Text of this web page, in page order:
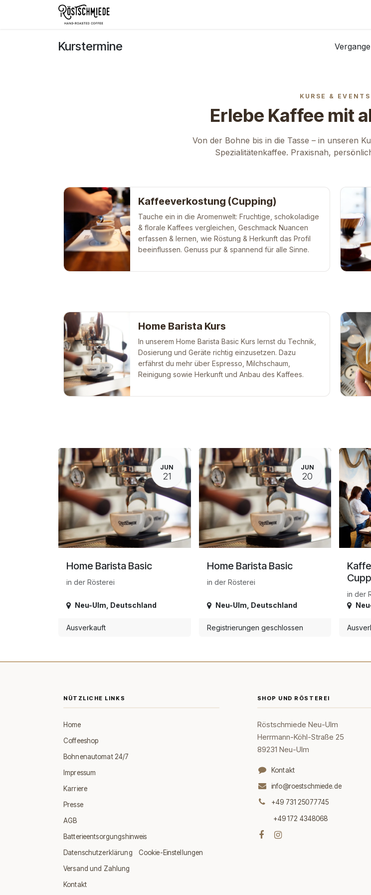
Zum Inhalt springen
Kurstermine
KURSE & EVENTS
Erlebe Kaffee mit
Von der Bohne bis in die Tasse – in unseren
Spezialitätenkaffee. Praxisnah,
Kaffeeverkostung (Cupping)
Tauche ein in die Aromenwelt: Fruchtige, schokoladige
& florale Kaffees vergleichen, Geschmack Nuancen
erfassen & lernen, wie Röstung & Herkunft das Profil
beeinflussen. Genuss pur & spannend für alle Sinne.
Home Barista Kurs
In unserem Home Barista Basic Kurs lernst du Technik,
Dosierung und Geräte richtig einzusetzen. Dazu
erfährst du mehr über Espresso, Milchschaum,
Reinigung sowie Herkunft und Anbau des Kaffees.
JUN
21
Home Barista Basic
in der Rösterei
Neu-Ulm Deutschland
Ausverkauft
JUN
20
Home Barista Basic
in der Rösterei
Neu-Ulm Deutschland
Registrierungen geschlossen
in der
NÜTZLICHE LINKS
Home
Coffeeshop
Bohnenautomat 24/7
Impressum
Karriere
Presse
AGB
Batterieentsorgungshinweis
Datenschutzerklärung
Cookie-Einstellungen
Versand und Zahlung
Kontakt
SHOP UND RÖSTEREI
Röstschmiede Neu-Ulm
Herrmann-Köhl-Straße 25
89231 Neu-Ulm
Kontakt
info@roestschmiede.de
+49 731 25077745
+49 172 4348068